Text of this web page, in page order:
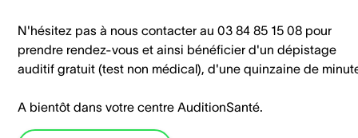
N'hésitez pas à nous contacter au 03 84 85 15 08 pour
prendre rendez-vous et ainsi bénéficier d'un dépistage
auditif gratuit (test non médical), d'une quinzaine de
A bientôt dans votre centre AuditionSanté.